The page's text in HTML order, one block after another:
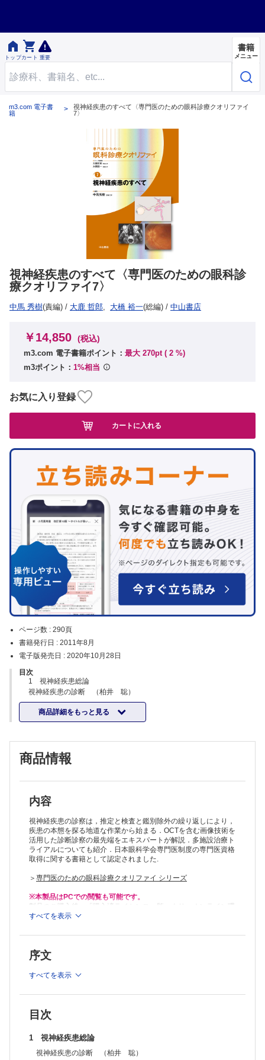

トップ

カート 重要
書籍
メニュー
m3.com 電子書
籍
視神経疾患のすべて〈専門医のための眼科診療クオリファイ
7〉
視神経疾患のすべて〈専門医のための眼科診
療クオリファイ7〉
中馬 秀樹(責編) / 大鹿 哲郎, 大橋 裕一(総編) / 中山書店
ページ数 : 290頁
書籍発行日 : 2011年8月
電子版発売日 : 2020年10月28日
目次
1 視神経疾患総論
視神経疾患の診断 （柏井 聡）
視神経疾患の視野の特徴 （宮本和明）
視神経疾患の画像のオーダー法 （橋本雅人）
CQ 網膜疾患か，それとも視神経疾患か，見きわめるにはどうすれば
のように診断を進めていけばよいでしょう? （照屋健一）
2 炎症性視神経疾患
抗アクアポリン4抗体陽性視神経炎 （高木峰夫，植木智志）
ADEMによる視神経炎 （清水聡子，溝田 淳）
小児の視神経炎 （溝田 淳，清水聡子）
CQ ステロイド依存性視神経症とは何か教えてください （田口
朗）
視神経網膜炎 （齋藤司朗）
視神経乳頭炎 （江本博文，清澤源弘）
視神経周囲炎 （中村 誠）
結核による視神経炎 （池脇淳子）
梅毒性視神経障害 （中馬秀樹）
3 虚血性視神経疾患
非動脈炎性虚血性視神経症 （中馬秀樹）
動脈炎性虚血性視神経症 （田口 朗）
後部虚血性視神経症 （酒井 勉）
糖尿病乳頭症 （吉冨健志）
視神経鞘髄膜腫 （敷島敬悟）
下垂体腫瘍 （井上俊洋）
頭蓋咽頭腫 （井上俊洋）
眼動脈瘤 （原 直人，中川 忠，向野和雄）
甲状腺眼症 （三村 治）
肥厚性硬膜炎 （西元久晴）
商品詳細をもっと見る
￥14,850 (税込)
m3.com 電子書籍ポイント： 最大 270pt ( 2 %)
m3ポイント： 1%相当
お気に入り登録
カートに入れる
商品情報
内容
視神経疾患の診察は，推定と検査と鑑別除外の繰り返しにより，
疾患の本態を探る地道な作業から始まる．OCTを含む画像技術を
活用した診断診察の最先端をエキスパートが解説．多施設治療ト
ライアルについても紹介．日本眼科学会専門医制度の専門医資格
取得に関する書籍として認定されました.
＞ 専門医のための眼科診療クオリファイ シリーズ
※本製品はPCでの閲覧も可能です。
製品のご購入後、「購入済ライセンス一覧」より、オンライン環
境で閲覧可能なPDF版をご覧いただけます。詳細は
推奨ブラウザ： Firefox 最新版 / Google Chrome 最新版 / Safari
すべてを表示
序文
すべてを表示
目次
1 視神経疾患総論
視神経疾患の診断 （柏井 聡）